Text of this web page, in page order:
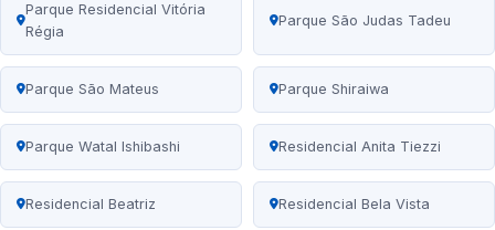
Parque Residencial Vitória
Régia
Parque São Judas Tadeu
Parque São Mateus Parque Shiraiwa
Parque Watal Ishibashi Residencial Anita Tiezzi
Residencial Beatriz Residencial Bela Vista